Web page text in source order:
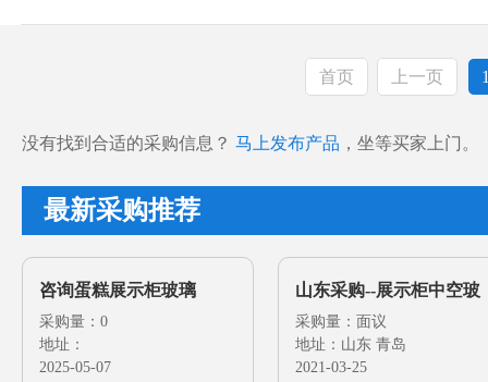
首页 上一页
没有找到合适的采购信息？ 马上发布产品 ，坐等买家上门。
最新采购推荐
咨询蛋糕展示柜玻璃
采购量：0
地址：
2025-05-07
山东采购--展示柜中空玻
璃电加热门自动打胶机
采购量：面议
地址：山东 青岛
2021-03-25